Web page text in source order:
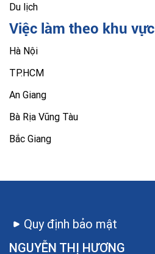
Du lịch
Việc làm theo khu vực
Hà Nội
TP.HCM
An Giang
Bà Rịa Vũng Tàu
Bắc Giang
NGUYỄN THỊ HƯƠNG
Quy định bảo mật